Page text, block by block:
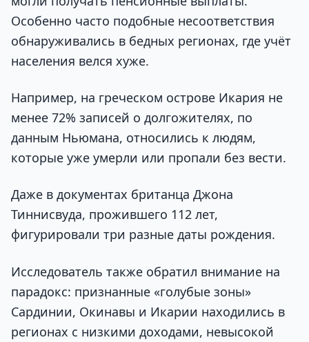
Особенно часто подобные несоответствия
обнаруживались в бедных регионах, где учёт
населения велся хуже.
Например, на греческом острове Икария не
менее 72% записей о долгожителях, по
данным Ньюмана, относились к людям,
которые уже умерли или пропали без вести.
Даже в документах британца Джона
Тиннисвуда, прожившего 112 лет,
фигурировали три разные даты рождения.
Исследователь также обратил внимание на
парадокс: признанные «голубые зоны»
Сардинии, Окинавы и Икарии находились в
регионах с низкими доходами, невысокой